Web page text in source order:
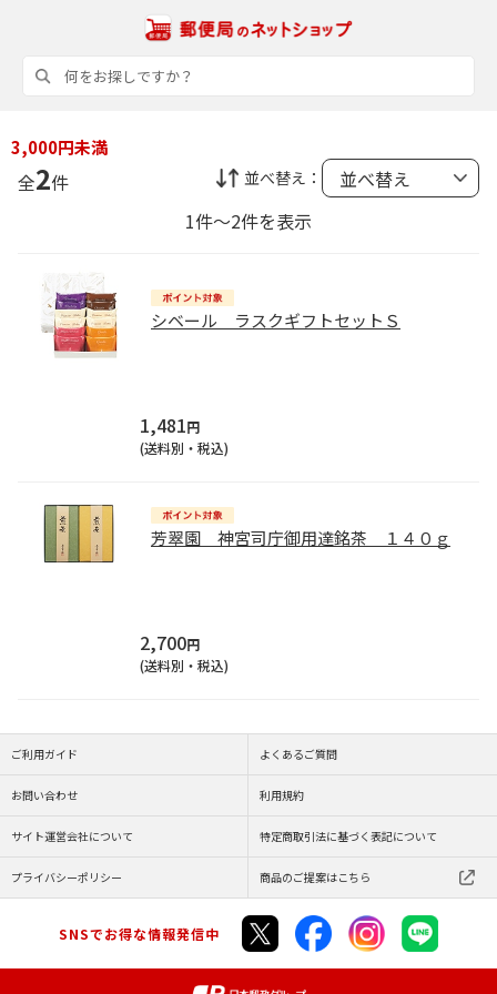
3,000円未満
全2件 並べ替え：
1件～2件を表示
シベール ラスクギフトセットＳ
1,481円
(送料別・税込)
芳翠園 神宮司庁御用達銘茶 １４０ｇ
2,700円
(送料別・税込)
ご利用ガイド よくあるご質問
お問い合わせ 利用規約
サイト運営会社について 特定商取引法に基づく表記について
プライバシーポリシー 商品のご提案はこちら
SNSでお得な情報発信中